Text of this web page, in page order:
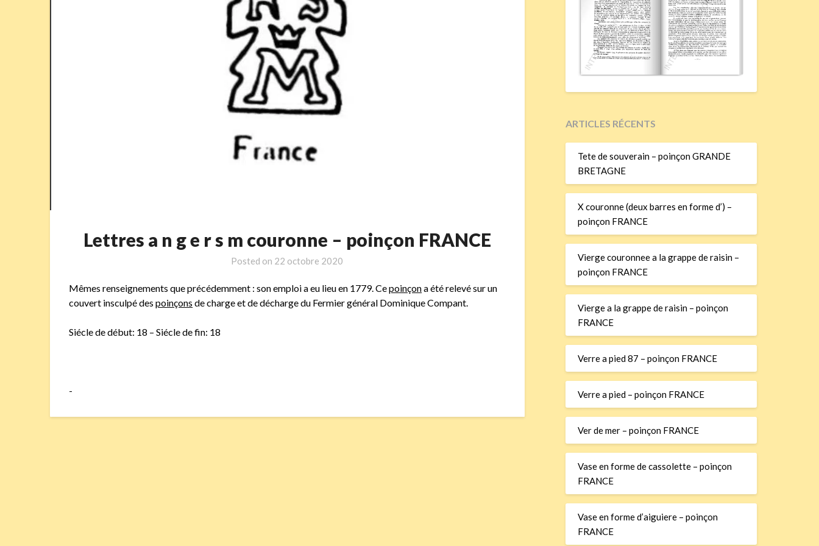
Lettres a n g e r s m couronne – poinçon FRANCE
Posted on 22 octobre 2020
Mêmes renseignements que précédemment : son emploi a eu lieu en 1779. Cepoinçona été relevé sur un
couvert insculpé despoinçons de charge et de décharge du Fermier général Dominique Compant.
Siécle de début: 18 – Siécle de fin: 18
-
ARTICLES RÉCENTS
Tete de souverain – poinçon GRANDE
BRETAGNE
X couronne (deux barres en forme d’) –
poinçon FRANCE
Vierge couronnee a la grappe de raisin –
poinçon FRANCE
Vierge a la grappe de raisin – poinçon
FRANCE
Verre a pied 87 – poinçon FRANCE
Verre a pied – poinçon FRANCE
Ver de mer – poinçon FRANCE
Vase en forme de cassolette – poinçon
FRANCE
Vase en forme d’aiguiere – poinçon
FRANCE